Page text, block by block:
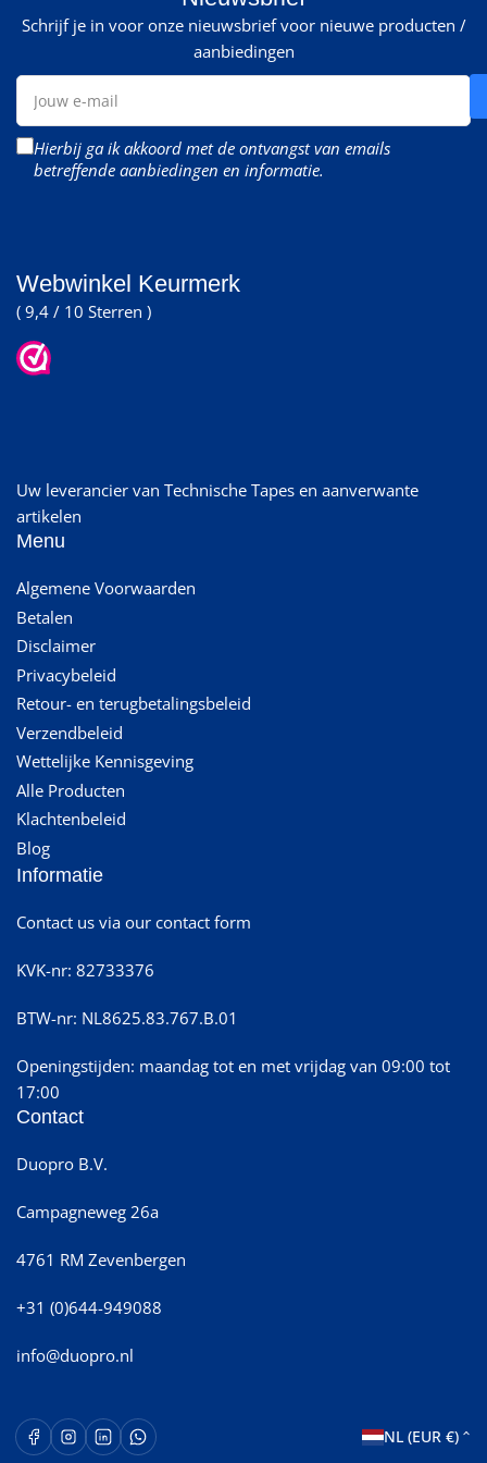
Schrijf je in voor onze nieuwsbrief voor nieuwe producten /
aanbiedingen
Jouw
mail
Hierbij ga ik akkoord met de ontvangst van emails
betreffende aanbiedingen en informatie.
Webwinkel Keurmerk
( 9,4 / 10 Sterren )
Uw leverancier van Technische Tapes en aanverwante
artikelen
Menu
Algemene Voorwaarden
Betalen
Disclaimer
Privacybeleid
Retour- en terugbetalingsbeleid
Verzendbeleid
Wettelijke Kennisgeving
Alle Producten
Klachtenbeleid
Blog
Informatie
Contact us via our contact form
KVK-nr: 82733376
BTW-nr: NL8625.83.767.B.01
Openingstijden: maandag tot en met vrijdag van 09:00 tot
17:00
Contact
Duopro B.V.
Campagneweg 26a
4761 RM Zevenbergen
+31 (0)644-949088
info@duopro.nl
FacebookInstagram
LinkedInWhatsApp Opent in een nieuw venster.
L
NL (EUR €)